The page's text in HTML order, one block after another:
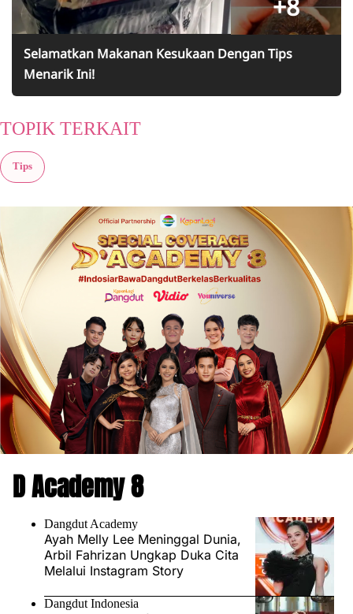
+8
Selamatkan Makanan Kesukaan Dengan Tips
Menarik Ini!
TOPIK TERKAIT
Tips
D Academy 8
Dangdut Academy
Ayah Melly Lee Meninggal Dunia,
Arbil Fahrizan Ungkap Duka Cita
Melalui Instagram Story
Dangdut Indonesia